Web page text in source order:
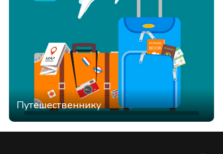
Путешественнику